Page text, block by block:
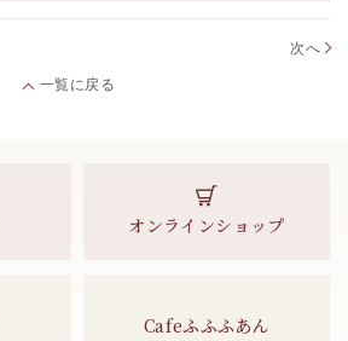
一覧に戻る
次へ
オンラインショップ
Cafeふふふあん